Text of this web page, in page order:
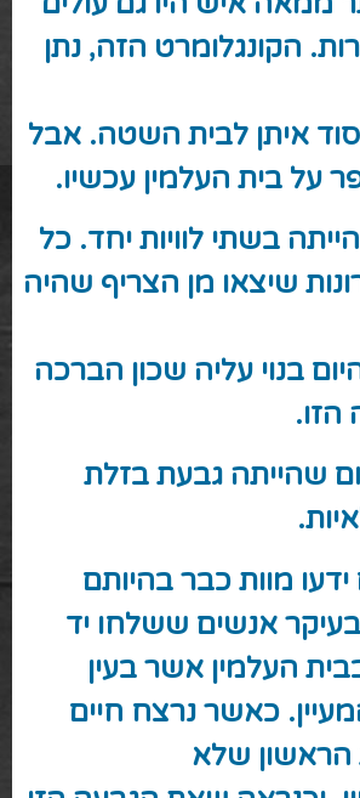
הקונגלומרט הזה, נתן
איתן לבית השטה. אבל
על בית העלמין עכשיו.
בשתי לוויות יחד. כל
שיצאו מן הצריף שהיה
בנוי עליה שכון הברכה
הזו.
שהייתה גבעת בזלת
מוות כבר בהיותם
אנשים ששלחו יד
העלמין אשר בעין
כאשר נרצח חיים
הראשון שלא